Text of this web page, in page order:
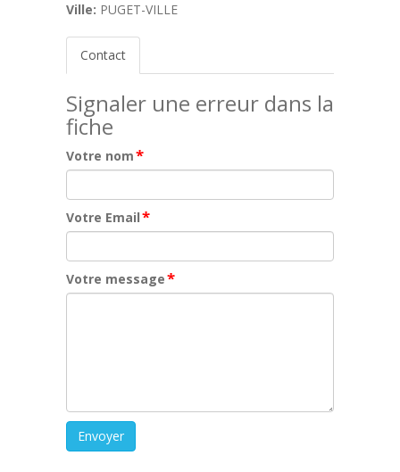
Ville: PUGET-VILLE
Contact
Signaler une erreur dans la
fiche
Votre nom*
Votre Email*
Votre message*